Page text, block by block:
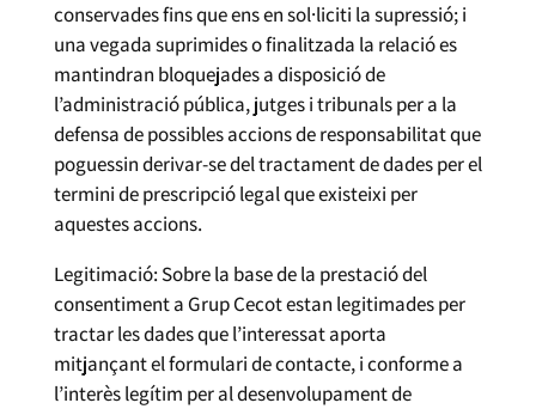
conservades fins que ens en sol·liciti la supressió; i
una vegada suprimides o finalitzada la relació es
mantindran bloquejades a disposició de
l’administració pública, jutges i tribunals per a la
defensa de possibles accions de responsabilitat que
poguessin derivar-se del tractament de dades per el
termini de prescripció legal que existeixi per
aquestes accions.
Legitimació: Sobre la base de la prestació del
consentiment a Grup Cecot estan legitimades per
tractar les dades que l’interessat aporta
mitjançant el formulari de contacte, i conforme a
l’interès legítim per al desenvolupament de